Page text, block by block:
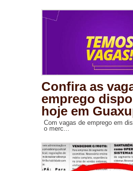
Confira as
emprego
hoje em
Com vagas de emprego em
o merc...